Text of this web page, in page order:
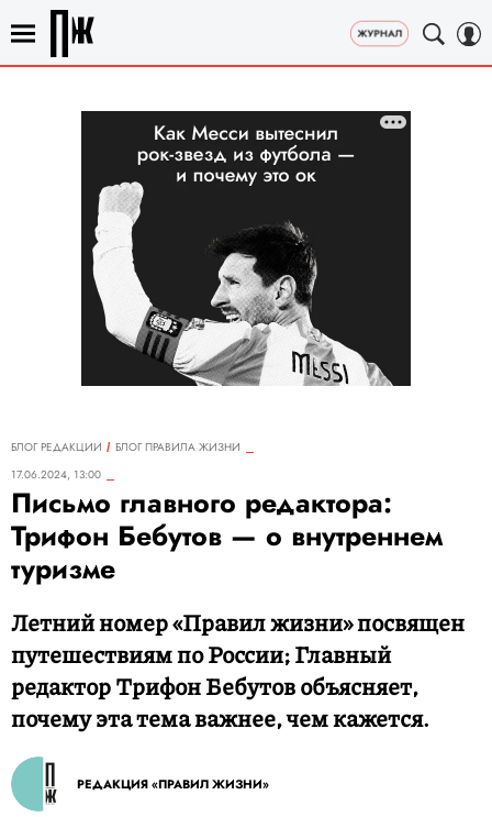
БЛОГ РЕДАКЦИИ
БЛОГ ПРАВИЛА ЖИЗНИ
17.06.2024, 13:00
Письмо главного редактора:
Трифон Бебутов — о внутреннем
туризме
Летний номер «Правил жизни» посвящен
путешествиям по России; Главный
редактор Трифон Бебутов объясняет,
почему эта тема важнее, чем кажется.
РЕДАКЦИЯ «ПРАВИЛ ЖИЗНИ»